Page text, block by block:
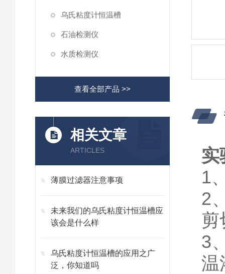
乌氏粘度计恒温槽
石油检测仪
水质检测仪
查看全部产品 >>
相关文章
ARTICLES
薄膜过滤器注意事项
未来我们的乌氏粘度计恒温槽应
该会是什么样
乌氏粘度计恒温槽的应用之广
泛，你知道吗
实
1
2
剪
3
温